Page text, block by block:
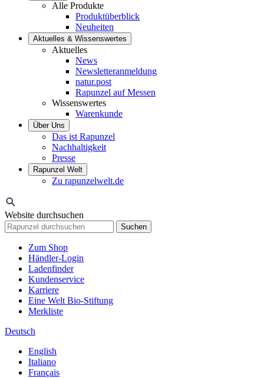
Alle Produkte
Produktüberblick
Neuheiten
Aktuelles & Wissenswertes
Aktuelles
News
Newsletteranmeldung
natur.post
Rapunzel auf Messen
Wissenswertes
Warenkunde
Über Uns
Das ist Rapunzel
Nachhaltigkeit
Presse
Rapunzel Welt
Zu rapunzelwelt.de
Website durchsuchen
Suchen
Zum Shop
Händler-Login
Ladenfinder
Kundenservice
Karriere
Eine Welt Bio-Stiftung
Merkliste
Deutsch
English
Italiano
Français